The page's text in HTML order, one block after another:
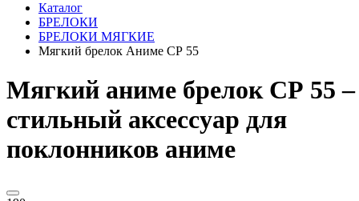
Каталог
БРЕЛОКИ
БРЕЛОКИ МЯГКИЕ
Мягкий брелок Аниме СР 55
Мягкий аниме брелок СР 55 –
стильный аксессуар для
поклонников аниме